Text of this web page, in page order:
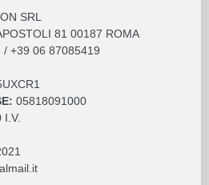
SRL
81 00187 ROMA
+39 06 87085419
05818091000